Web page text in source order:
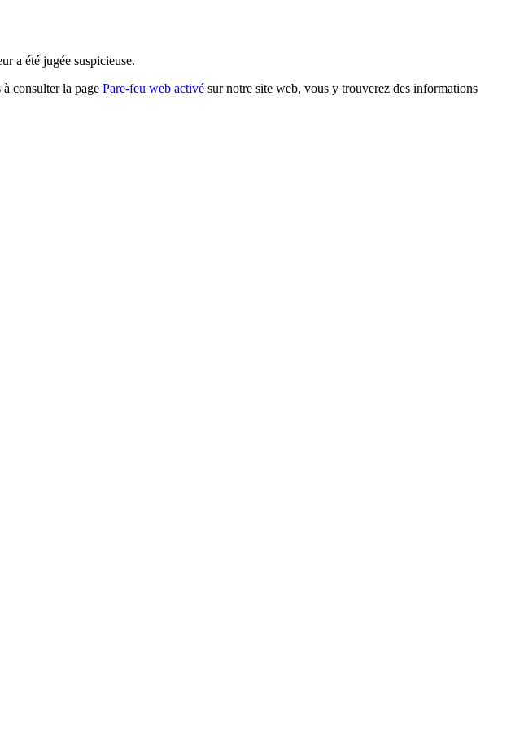
a été jugée suspicieuse.
consulter la page Pare-feu web activé sur notre site web, vous y trouverez des informations